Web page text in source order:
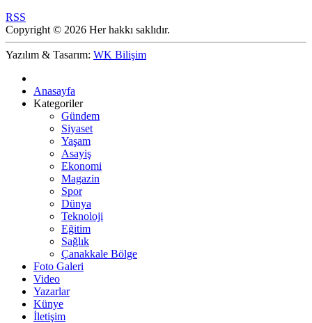
RSS
Copyright © 2026 Her hakkı saklıdır.
Yazılım & Tasarım: WK Bilişim
Anasayfa
Kategoriler
Gündem
Siyaset
Yaşam
Asayiş
Ekonomi
Magazin
Spor
Dünya
Teknoloji
Eğitim
Sağlık
Çanakkale Bölge
Foto Galeri
Video
Yazarlar
Künye
İletişim